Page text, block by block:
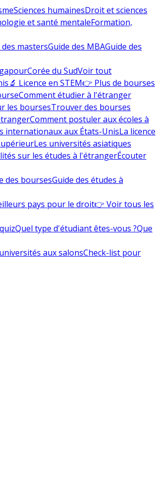
Sciences humainesDroit et sciences
et santé mentaleFormation,
des mastersGuide des MBAGuide des
Corée du SudVoir tout
🔬 Licence en STEM👉 Plus de bourses
Comment étudier à l'étranger
les boursesTrouver des bourses
Comment postuler aux écoles à
internationaux aux États-UnisLa licence
Les universités asiatiques
sur les études à l'étrangerÉcouter
des boursesGuide des études à
pays pour le droit👉 Voir tous les
Quel type d'étudiant êtes-vous ?Que
aux salonsCheck-list pour